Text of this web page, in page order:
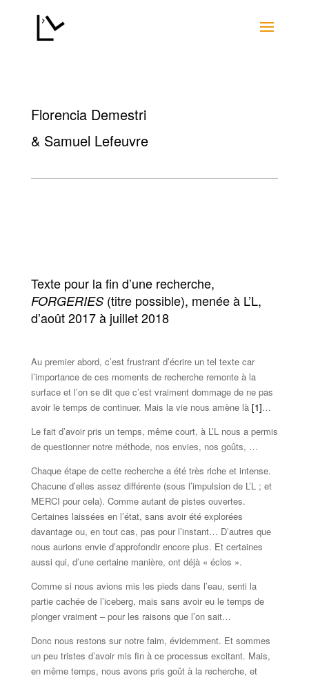
Florencia Demestri
& Samuel Lefeuvre
Texte pour la fin d’une recherche,
FORGERIES(titre possible), menée à L’L,
d’août 2017 à juillet 2018
Au premier abord, c’est frustrant d’écrire un tel texte car
l’importance de ces moments de recherche remonte à la
surface et l’on se dit que c’est vraiment dommage de ne pas
avoir le temps de continuer. Mais la vie nous amène là [1]…
Le fait d’avoir pris un temps, même court, à L’L nous a permis
de questionner notre méthode, nos envies, nos goûts, …
Chaque étape de cette recherche a été très riche et intense.
Chacune d’elles assez différente (sous l’impulsion de L’L ; et
MERCI pour cela). Comme autant de pistes ouvertes.
Certaines laissées en l’état, sans avoir été explorées
davantage ou, en tout cas, pas pour l’instant… D’autres que
nous aurions envie d’approfondir encore plus. Et certaines
aussi qui, d’une certaine manière, ont déjà « éclos ».
Comme si nous avions mis les pieds dans l’eau, senti la
partie cachée de l’iceberg, mais sans avoir eu le temps de
plonger vraiment – pour les raisons que l’on sait…
Donc nous restons sur notre faim, évidemment. Et sommes
un peu tristes d’avoir mis fin à ce processus excitant. Mais,
en même temps, nous avons pris goût à la recherche, et